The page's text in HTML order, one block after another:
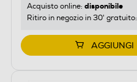
Acquisto online: disponibile
Ritiro in negozio in 30' gratuito:
AGGIUNGI